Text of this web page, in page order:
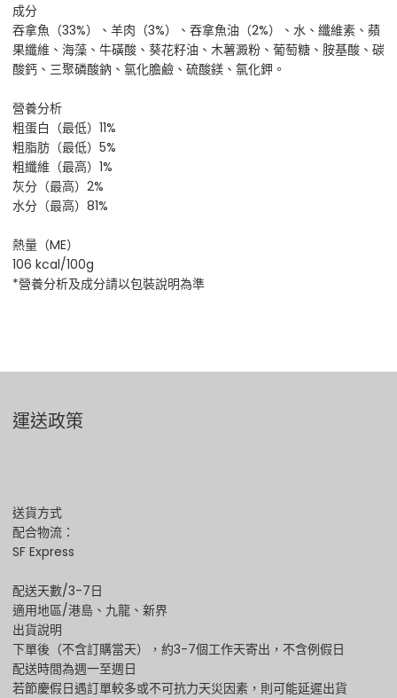
成分
吞拿魚（33%）、羊肉（3%）、吞拿魚油（2%）、水、纖維素、蘋
果纖維、海藻、牛磺酸、葵花籽油、木薯澱粉、葡萄糖、胺基酸、碳
酸鈣、三聚磷酸鈉、氯化膽鹼、硫酸鎂、氯化鉀。
營養分析
粗蛋白（最低）11%
粗脂肪（最低）5%
粗纖維（最高）1%
灰分（最高）2%
水分（最高）81%
熱量（ME）
106 kcal/100g
*營養分析及成分請以包裝說明為準
運送政策
送貨方式
配合物流：
SF Express
配送天數/3-7日
適用地區/港島、九龍、新界
出貨說明
下單後（不含訂購當天），約3-7個工作天寄出，不含例假日
配送時間為週一至週日
若節慶假日遇訂單較多或不可抗力天災因素，則可能延遲出貨